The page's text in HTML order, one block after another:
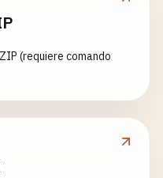
(requiere comando